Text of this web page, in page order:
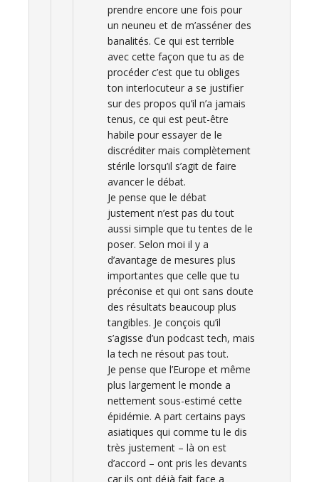
prendre encore une fois pour
un neuneu et de m’asséner des
banalités. Ce qui est terrible
avec cette façon que tu as de
procéder c’est que tu obliges
ton interlocuteur a se justifier
sur des propos qu’il n’a jamais
tenus, ce qui est peut-être
habile pour essayer de le
discréditer mais complètement
stérile lorsqu’il s’agit de faire
avancer le débat.
Je pense que le débat
justement n’est pas du tout
aussi simple que tu tentes de le
poser. Selon moi il y a
d’avantage de mesures plus
importantes que celle que tu
préconise et qui ont sans doute
des résultats beaucoup plus
tangibles. Je conçois qu’il
s’agisse d’un podcast tech, mais
la tech ne résout pas tout.
Je pense que l’Europe et même
plus largement le monde a
nettement sous-estimé cette
épidémie. A part certains pays
asiatiques qui comme tu le dis
très justement – là on est
d’accord – ont pris les devants
car ils ont déjà fait face a